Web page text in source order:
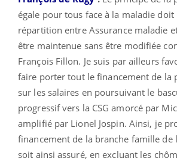
égale pour tous face à la maladie
répartition entre Assurance maladie
être maintenue sans être modifiée
François Fillon. Je suis par ailleurs
faire porter tout le financement de la
sur les salaires en poursuivant le
progressif vers la CSG amorcé par
amplifié par Lionel Jospin. Ainsi, je
financement de la branche famille de
soit ainsi assuré, en excluant les